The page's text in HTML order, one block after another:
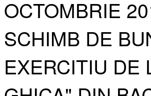
OCTOMBRIE
SCHIMB DE
EXERCITIU